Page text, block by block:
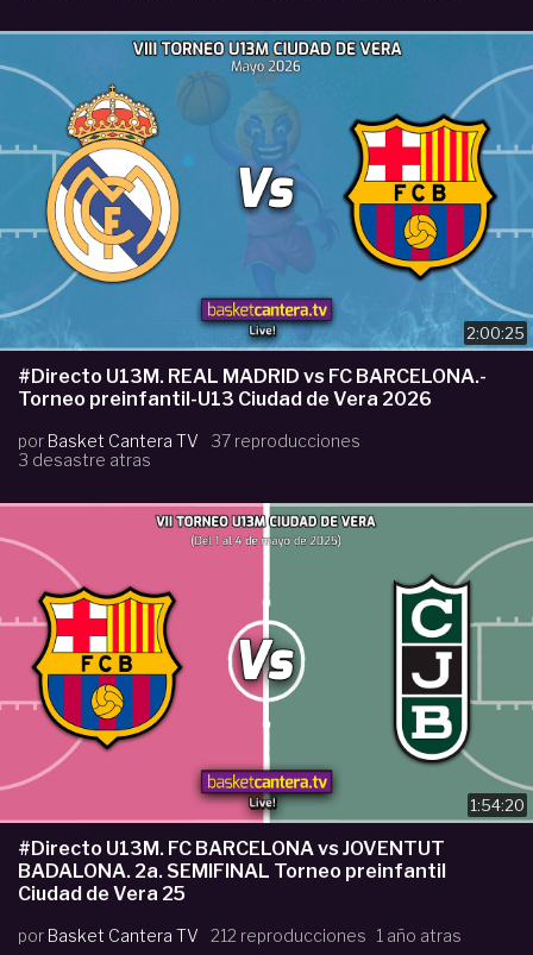
2:00:25
#Directo U13M. REAL MADRID vs FC BARCELONA.-
Torneo preinfantil-U13 Ciudad de Vera 2026
por Basket Cantera TV
37 reproducciones
3 desastre atras
1:54:20
#Directo U13M. FC BARCELONA vs JOVENTUT
BADALONA. 2a. SEMIFINAL Torneo preinfantil
Ciudad de Vera 25
por Basket Cantera TV 212 reproducciones 1 año atras